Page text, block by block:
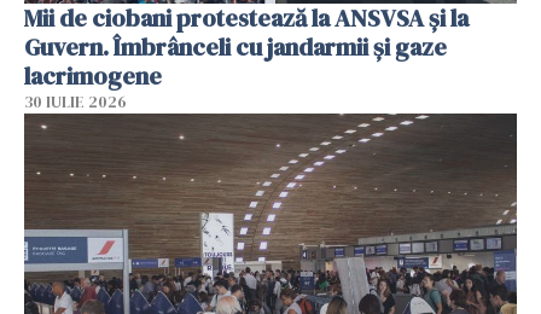
Mii de ciobani protestează la ANSVSA și la
Guvern. Îmbrânceli cu jandarmii și gaze
lacrimogene
30 IULIE 2026